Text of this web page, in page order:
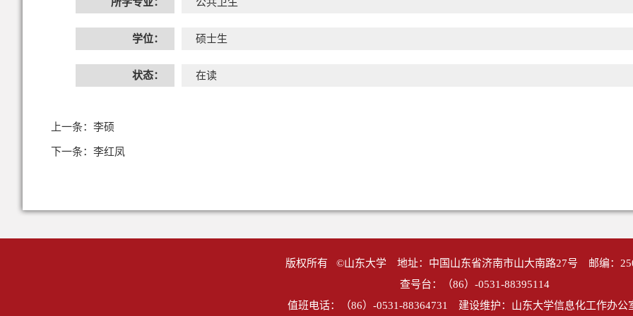
所学专业： 公共卫生
学位： 硕士生
状态： 在读
上一条： 李硕
下一条： 李红凤
版权所有 ©山东大学 地址：中国山东省济南市山大南路27号 邮编：
查号台：（86）-0531-88395114
值班电话：（86）-0531-88364731 建设维护：山东大学信息化工作